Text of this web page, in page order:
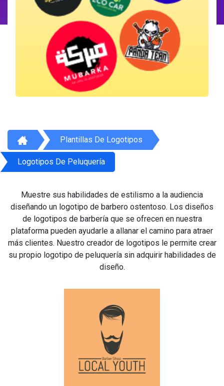
Plantillas De Logotipos
Logotipos De Peluquería
Muestre sus habilidades de estilismo a la audiencia
diseñando un logotipo de barbero ostentoso. Los diseños
de logotipos de barbería que se ofrecen en nuestra
plataforma pueden ayudarle a allanar el camino para atraer
más clientes. Nuestro creador de logotipos le permite crear
su propio logotipo de peluquería sin adquirir habilidades de
diseño.